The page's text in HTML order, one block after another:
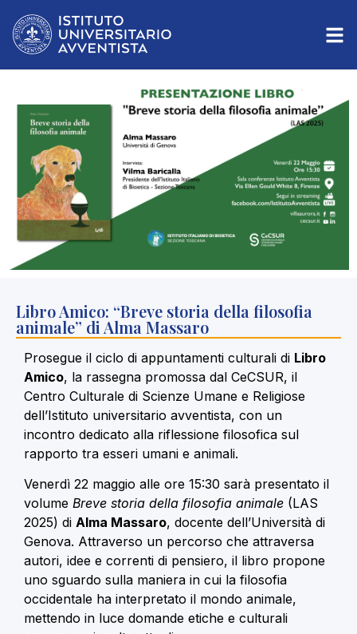
Libro Amico: “Breve storia della filosofia
animale” di Alma Massaro
Prosegue il ciclo di appuntamenti culturali di Libro
Amico, la rassegna promossa dal CeCSUR, il
Centro Culturale di Scienze Umane e Religiose
dell’Istituto universitario avventista, con un
incontro dedicato alla riflessione filosofica sul
rapporto tra esseri umani e animali.
Venerdì 22 maggio alle ore 15:30 sarà presentato il
volume Breve storia della filosofia animale (LAS
2025) di Alma Massaro, docente dell’Università di
Genova. Attraverso un percorso che attraversa
autori, idee e correnti di pensiero, il libro propone
uno sguardo sulla maniera in cui la filosofia
occidentale ha interpretato il mondo animale,
mettendo in luce domande etiche e culturali